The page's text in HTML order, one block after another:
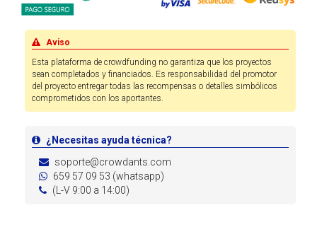
Aviso
Esta plataforma de crowdfunding no garantiza que los proyectos
sean completados y financiados. Es responsabilidad del promotor
del proyecto entregar todas las recompensas o detalles simbólicos
comprometidos con los aportantes.
¿Necesitas ayuda técnica?
soporte@crowdants.com
659 57 09 53 (whatsapp)
(L-V 9:00 a 14:00)